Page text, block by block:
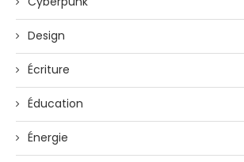
Design
Écriture
Éducation
Énergie